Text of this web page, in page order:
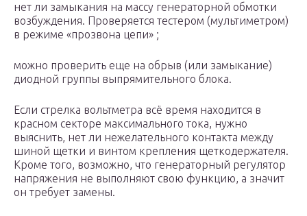
нет ли замыкания на массу генераторной обмотки
возбуждения. Проверяется тестером (мультиметром)
в режиме «прозвона цепи» ;
можно проверить еще на обрыв (или замыкание)
диодной группы выпрямительного блока.
Если стрелка вольтметра всё время находится в
красном секторе максимального тока, нужно
выяснить, нет ли нежелательного контакта между
шиной щетки и винтом крепления щеткодержателя.
Кроме того, возможно, что генераторный регулятор
напряжения не выполняют свою функцию, а значит
он требует замены.